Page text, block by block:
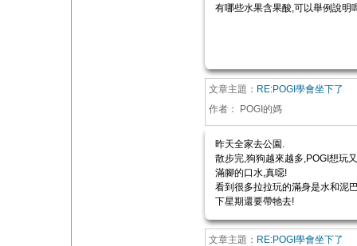
有哪些水果含果酸,可以舉例說明
文章主題： RE:POGI學會坐下了
作者：
POGI的媽
昨天全家去公園.
散步完,狗狗越來越多,POGI想玩
滿腳的口水,真噁!
看到很多拉拉玩的滿身是水和泥
下星期還要帶牠去!
文章主題： RE:POGI學會坐下了